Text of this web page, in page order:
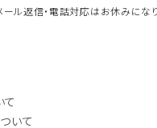
いて
ル返信・電話対応はお休みになり